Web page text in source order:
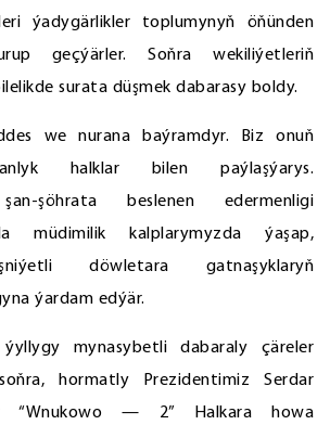
ýadygärlikler toplumynyň öňünden
geçýärler. Soňra wekiliýetleriň
surata düşmek dabarasy boldy.
we nurana baýramdyr. Biz onuň
halklar bilen paýlaşýarys.
şöhrata beslenen edermenligi
müdimilik kalplarymyzda ýaşap,
döwletara gatnaşyklaryň
ýardam edýär.
ýyllygy mynasybetli dabaraly çäreler
hormatly Prezidentimiz Serdar
“Wnukowo — 2” Halkara howa